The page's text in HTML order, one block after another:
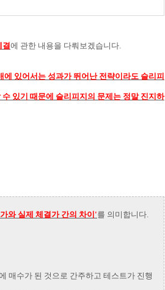
결에 관한 내용을 다뤄보겠습니다.
에 있어서는 성과가 뛰어난 전략이라도 슬리피
있기 때문에 슬리피지의 문제는 정말 진지하
와 실제 체결가 간의 차이'를 의미합니다.
매수가 된 것으로 간주하고 테스트가 진행